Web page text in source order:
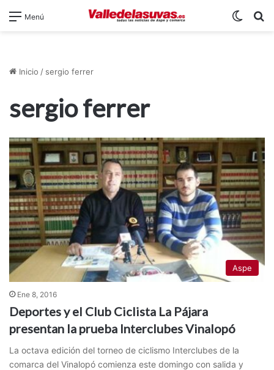
Menú
Inicio / sergio ferrer
sergio ferrer
Aspe
Ene 8, 2016
Deportes y el Club Ciclista La Pájara
presentan la prueba Interclubes Vinalopó
La octava edición del torneo de ciclismo Interclubes de la
comarca del Vinalopó comienza este domingo con salida y